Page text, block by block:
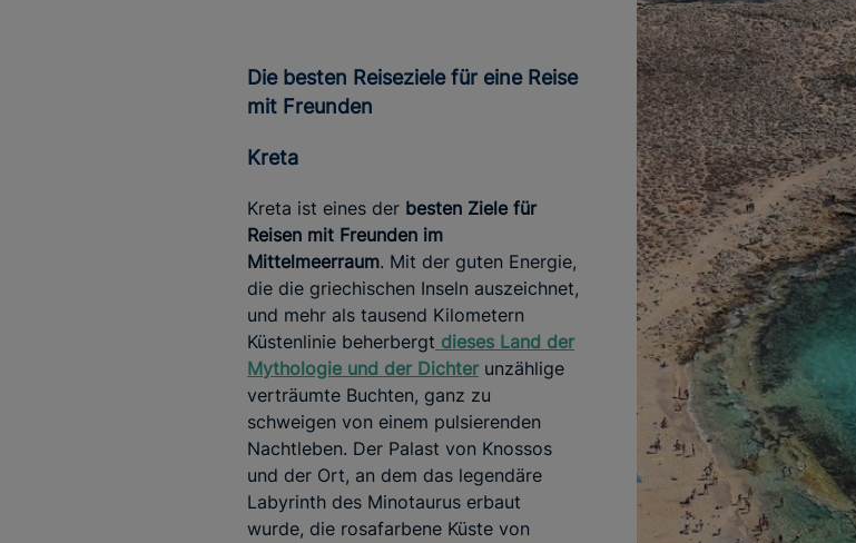
Die besten Reiseziele für eine Reise
mit Freunden
Kreta
Kreta ist eines der besten Ziele für
Reisen mit Freunden im
Mittelmeerraum. Mit der guten Energie,
die die griechischen Inseln auszeichnet,
und mehr als tausend Kilometern
Küstenlinie beherbergt dieses Land der
Mythologie und der Dichterunzählige
verträumte Buchten, ganz zu
schweigen von einem pulsierenden
Nachtleben. Der Palast von Knossos
und der Ort, an dem das legendäre
Labyrinth des Minotaurus erbaut
wurde, die rosafarbene Küste von